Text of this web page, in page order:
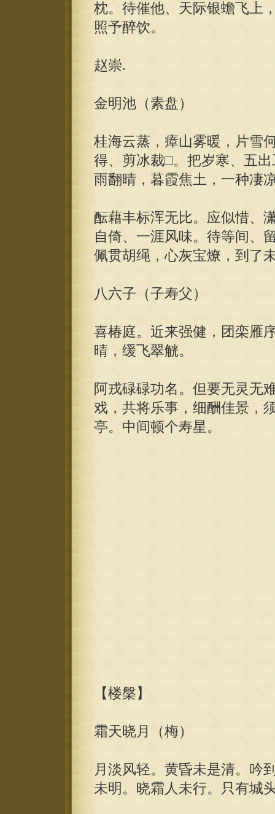
枕。待催他、天际银蟾飞上
照予醉饮。
赵崇.
金明池（素盘）
桂海云蒸，瘴山雾暖，片雪
得、剪冰裁□。把岁寒、五
雨翻晴，暮霞焦土，一种凄
酝藉丰标浑无比。应似惜、
自倚、一涯风味。待等间、
佩贯胡绳，心灰宝燎，到了
八六子（子寿父）
喜椿庭。近来强健，团栾雁
晴，缓飞翠觥。
阿戎碌碌功名。但要无灵无
戏，共将乐事，细酬佳景，
亭。中间顿个寿星。
【楼槃】
霜天晓月（梅）
月淡风轻。黄昏未是清。吟
未明。晓霜人未行。只有城